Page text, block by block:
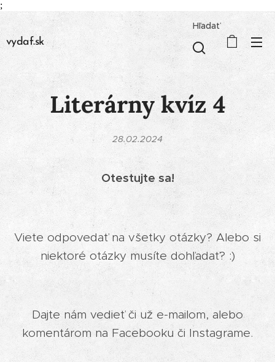
;
vydaf.sk
Hľadať
Literárny kvíz 4
28.02.2024
Otestujte sa!
Viete odpovedať na všetky otázky? Alebo si
niektoré otázky musíte dohľadať? :)
Dajte nám vedieť či už e-mailom, alebo
komentárom na Facebooku či Instagrame.